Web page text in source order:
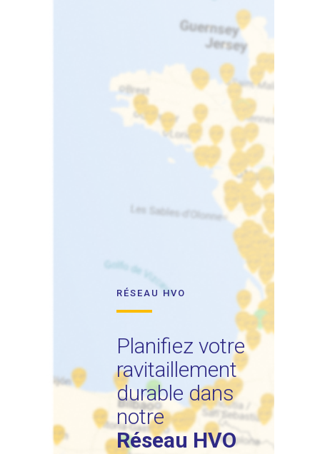
RÉSEAU HVO
Planifiez votre
ravitaillement
durable dans
notre
Réseau HVO